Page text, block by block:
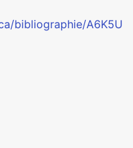
bibliographie/A6K5U